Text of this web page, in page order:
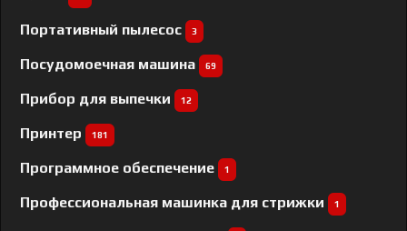
Портативный пылесос 3
Посудомоечная машина 69
Прибор для выпечки 12
Принтер 181
Программное обеспечение 1
Профессиональная машинка для стрижки 1